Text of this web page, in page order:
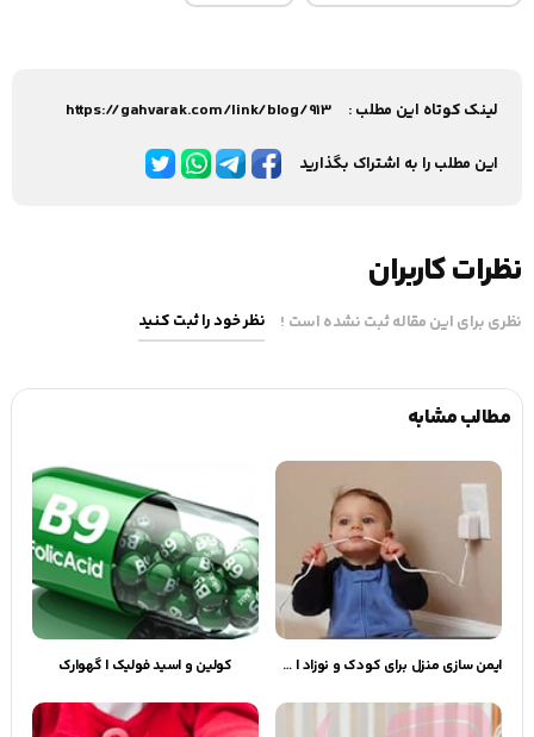
لینک کوتاه این مطلب : https://gahvarak.com/link/blog/913
این مطلب را به اشتراک بگذارید
نظرات کاربران
نظری برای این مقاله ثبت نشده است ! نظر خود را ثبت کنید
مطالب مشابه
ایمن سازی منزل برای کودک و نوزاد | گهوارک کولین و اسید فولیک | گهوارک